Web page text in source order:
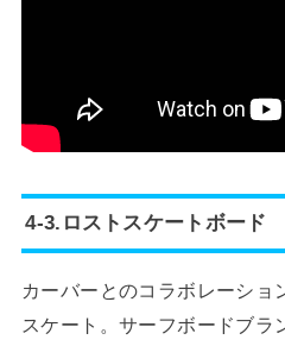
4-3.ロストスケートボード
カーバーとのコラボレーショ
スケート。サーフボードブラ